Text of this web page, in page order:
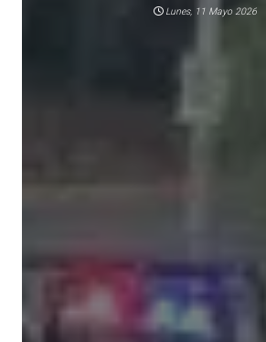
Lunes, 11 Mayo 2026